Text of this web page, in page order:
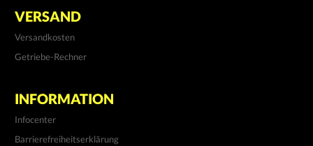
VERSAND
Versandkosten
Getriebe-Rechner
INFORMATION
Infocenter
Barrierefreiheitserklärung